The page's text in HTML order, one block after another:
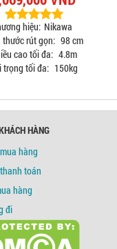
hiệu: Nikawa
thước rút gọn: 98 cm
cao tối đa: 4.8m
trọng tối đa: 150kg
HÀNG
hàng
toán
hàng
đi